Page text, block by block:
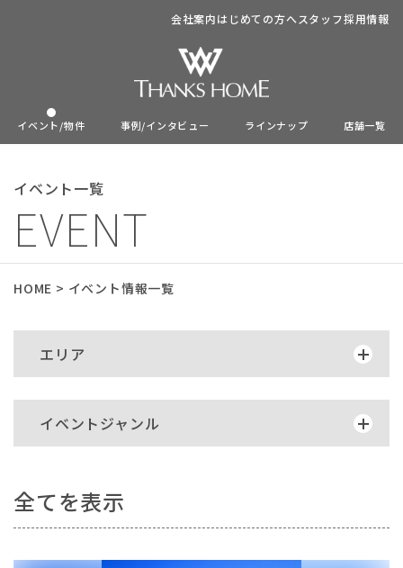
イベント/物件 事例/インタビュー ラインナップ 店舗一覧
会社案内はじめての方へスタッフ採用情報
イベント一覧
EVENT
HOME > イベント情報一覧
エリア
イベントジャンル
全てを表示